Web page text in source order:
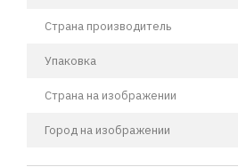
Страна производитель
Упаковка
Страна на изображении
Город на изображении